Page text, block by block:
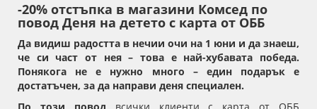
-20% отстъпка в магазини Комсед по
повод Деня на детето с карта от ОББ
Да видиш радостта в нечии очи на 1 юни и да знаеш,
че си част от нея – това е най-хубавата победа.
Понякога не е нужно много – един подарък е
достатъчен, за да направи деня специален.